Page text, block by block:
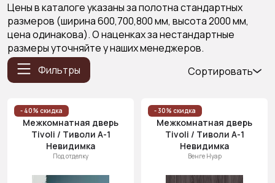
Цены в каталоге указаны за полотна стандартных
размеров (ширина 600,700,800 мм, высота 2000 мм,
цена одинакова). О наценках за нестандартные
размеры уточняйте у наших менеджеров.
Фильтры
Сортировать
Цена
(возр.)
Цена (убыв.)
Cначала
новинки
- 40% скидка
Межкомнатная дверь
Tivoli / Тиволи А-1
Невидимка
Под отделку
- 30% скидка
Межкомнатная дверь
Tivoli / Тиволи А-1
Невидимка
Венге Нуар